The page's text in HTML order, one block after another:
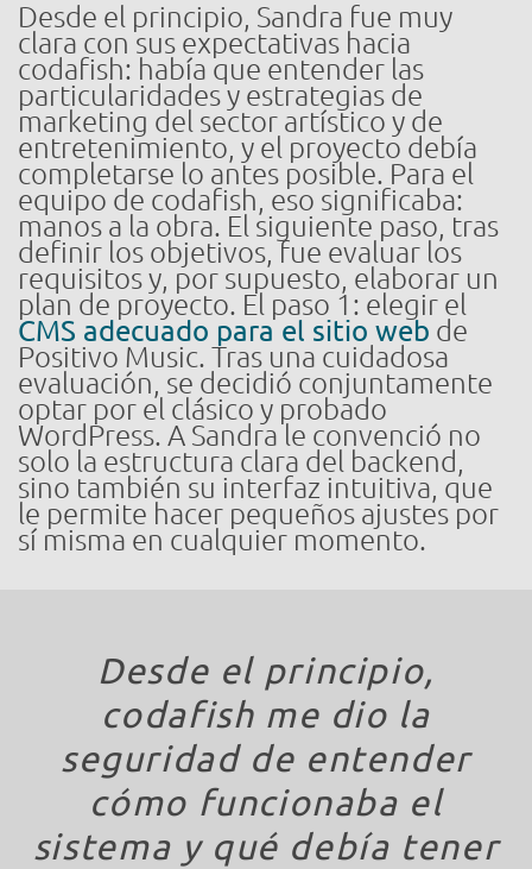
Desde el principio, Sandra fue muy
clara con sus expectativas hacia
codafish: había que entender las
particularidades y estrategias de
marketing del sector artístico y de
entretenimiento, y el proyecto debía
completarse lo antes posible. Para el
equipo de codafish, eso significaba:
manos a la obra. El siguiente paso, tras
definir los objetivos, fue evaluar los
requisitos y, por supuesto, elaborar un
plan de proyecto. El paso 1: elegir el
CMS adecuado para el sitio web de
Positivo Music. Tras una cuidadosa
evaluación, se decidió conjuntamente
optar por el clásico y probado
WordPress. A Sandra le convenció no
solo la estructura clara del backend,
sino también su interfaz intuitiva, que
le permite hacer pequeños ajustes por
sí misma en cualquier momento.
Desde el principio,
codafish me dio la
seguridad de entender
cómo funcionaba el
sistema y qué debía tener